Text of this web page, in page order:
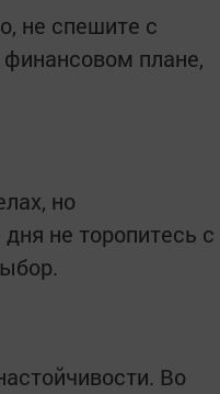
не спешите с
плане,
но
не торопитесь с
Во